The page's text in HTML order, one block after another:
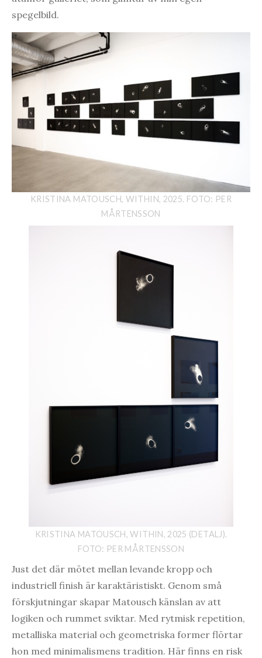
spegelbild.
KRISTINA MATOUSCH, WITHIN, 2025. FOTO: PER
MÅRTENSSON
KRISTINA MATOUSCH, WITHIN, 2025 (DETALJ).
FOTO: PER MÅRTENSSON
Just det där mötet mellan levande kropp och
industriell finish är karaktäristiskt. Genom små
förskjutningar skapar Matousch känslan av att
logiken och rummet sviktar. Med rytmisk repetition,
metalliska material och geometriska former flörtar
hon med minimalismens tradition. Här finns en risk